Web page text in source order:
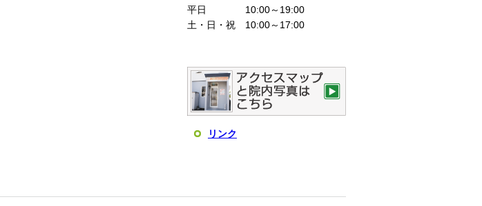
平日 10:00～19:00
土・日・祝 10:00～17:00
リンク